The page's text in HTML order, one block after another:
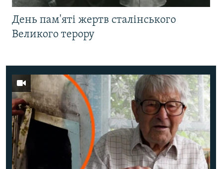
День пам'яті жертв сталінського
Великого терору